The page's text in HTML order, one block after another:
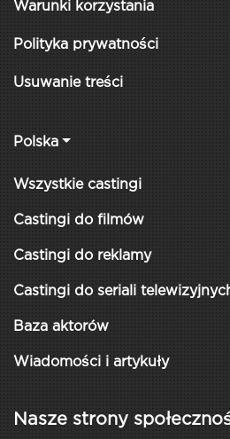
Warunki korzystania
Polityka prywatności
Usuwanie treści
Polska
Wszystkie castingi
Castingi do filmów
Castingi do reklamy
Castingi do seriali
Baza aktorów
Wiadomości i artykuły
Nasze strony